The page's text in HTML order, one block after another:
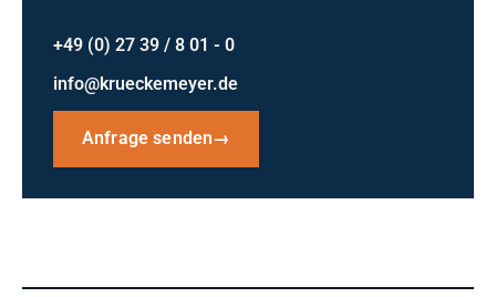
+49 (0) 27 39 / 8 01 - 0
info@krueckemeyer.de
Anfrage senden→